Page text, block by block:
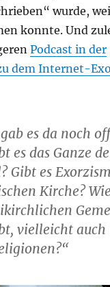
wurde,
konnte. Und
Podcast in der
dem Internet-
es da noch
es das Ganze
Gibt es
Kirche?
vielleicht auch